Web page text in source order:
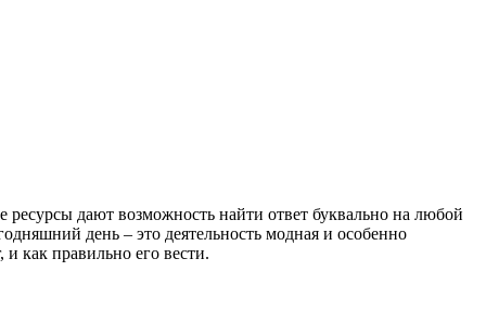
дают возможность найти ответ буквально на любой
день – это деятельность модная и особенно
как правильно его вести.